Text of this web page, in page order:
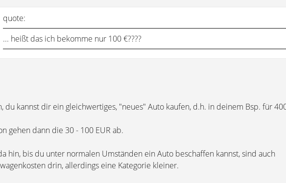
quote:
... heißt das ich bekomme nur 100 €????
du kannst dir ein gleichwertiges, "neues" Auto kaufen, d.h. in deinem Bsp. für
gehen dann die 30 - 100 EUR ab.
hin, bis du unter normalen Umständen ein Auto beschaffen kannst, sind auch
drin, allerdings eine Kategorie kleiner.